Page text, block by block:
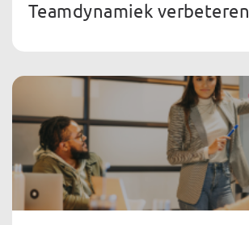
Teamdynamiek verbeteren